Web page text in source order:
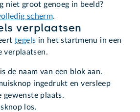
niet groot genoeg in beeld?
scherm.
verplaatsen
tegels in het startmenu in een
verplaatsen.
de naam van een blok aan.
ingedrukt en versleep
gewenste plaats.
los.